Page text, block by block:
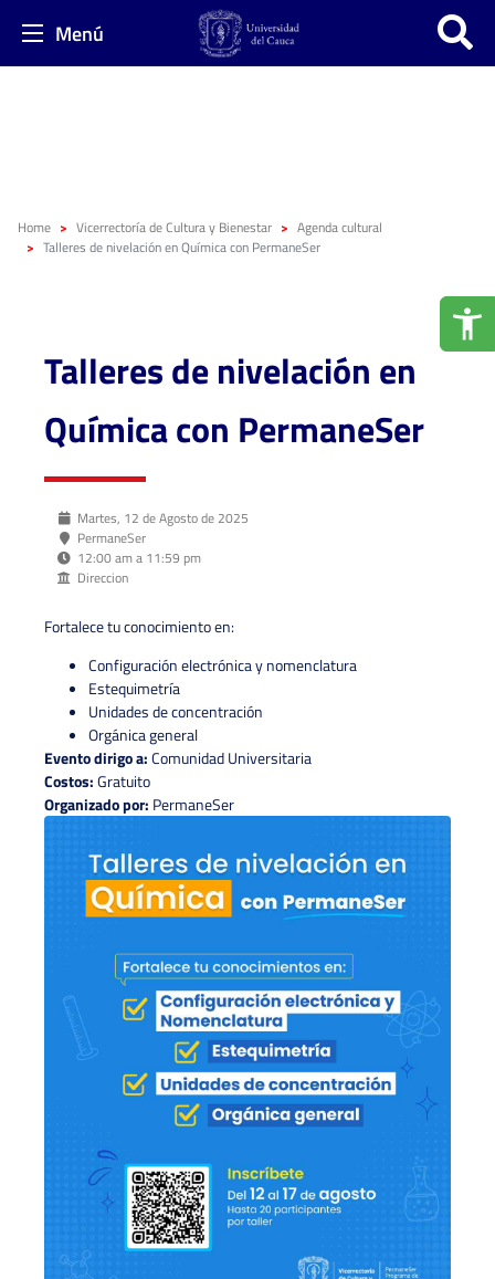
Menú
Home Vicerrectoría de Cultura y Bienestar
Agenda cultural
Talleres de nivelación en Química con PermaneSer
Talleres de nivelación en
Química con PermaneSer
Martes, 12 de Agosto de 2025
PermaneSer
12:00 am a 11:59 pm
Direccion
Fortalece tu conocimiento en:
Configuración electrónica y nomenclatura
Estequimetría
Unidades de concentración
Orgánica general
Evento dirigo a:Comunidad Universitaria
Costos:Gratuito
Organizado por: PermaneSer